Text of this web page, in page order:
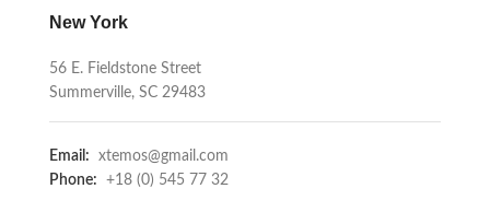
New York
56 E. Fieldstone Street
Summerville, SC 29483
Email: xtemos@gmail.com
Phone: +18 (0) 545 77 32